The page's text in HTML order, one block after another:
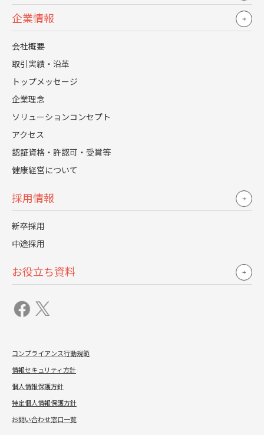
企業情報
会社概要
取引実績・沿革
トップメッセージ
企業理念
ソリューションコンセプト
アクセス
認証資格・許認可・受賞等
健康経営について
採用情報
新卒採用
中途採用
お役立ち資料
コンプライアンス行動規範
情報セキュリティ方針
個人情報保護方針
特定個人情報保護方針
お問い合わせ窓口一覧
｢会社を本当に良くしたければ、人事がそれを一番実現でき
る所。社員にも関わり、大事にしながら、大きな視点で経
営サイドからも考える。“この会社にとって、いまするべき
ことは何なのか”そして“人事として、何にどのように影響
を与えるべきなんだろう？”って。
人事になった人には、“Lucky you!”って言いたいです。私
は人事以上におもしろい仕事はないと思っています。
ろでバランスを取らないといけない、でも八方美人であっ
てはならないし、コンフィデンシャリティーも必要。企業
の人事がどうなるかで、日本は変わると思っていますし、
“人間観”が組織を左右すると島田氏は思う。人はだれでも
強みと弱みを持っていて、それに気づく事がとても大切で
い。」と島田氏は話す。
の持論なんですが、人事はやはり常に元気だといい。人事